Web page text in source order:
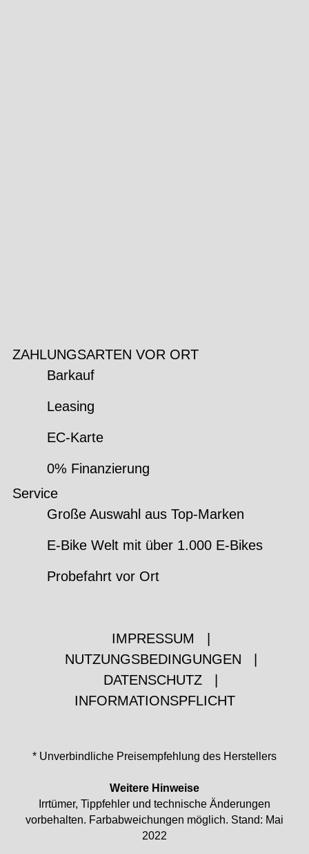
ZAHLUNGSARTEN VOR ORT
Barkauf
Leasing
EC-Karte
0% Finanzierung
Service
Große Auswahl aus Top-Marken
E-Bike Welt mit über 1.000 E-Bikes
Probefahrt vor Ort
IMPRESSUM
NUTZUNGSBEDINGUNGEN
DATENSCHUTZ
INFORMATIONSPFLICHT
* Unverbindliche Preisempfehlung des Herstellers
Weitere Hinweise
Irrtümer, Tippfehler und technische Änderungen
vorbehalten. Farbabweichungen möglich. Stand: Mai
2022